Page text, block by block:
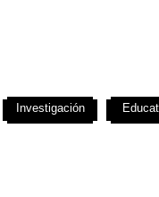
Investigación